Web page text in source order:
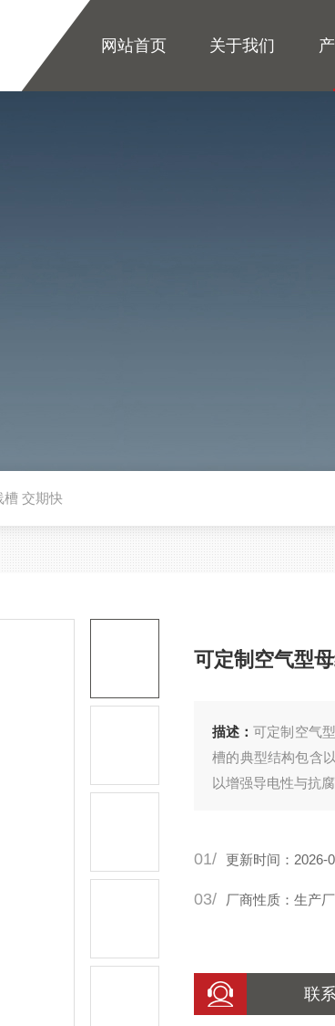
网站首页 关于我们
槽 交期快
可定制空气型
描述：可定制空气
槽的典型结构包含
以增强导电性与抗
01/ 更新时间：2026-
03/ 厂商性质：生产
联